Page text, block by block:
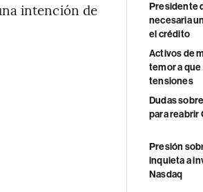
intención de
Presidente
necesaria
el crédito
Activos de
temor a
tensiones
Dudas
para reabrir
Presión
inquieta a
Nasdaq